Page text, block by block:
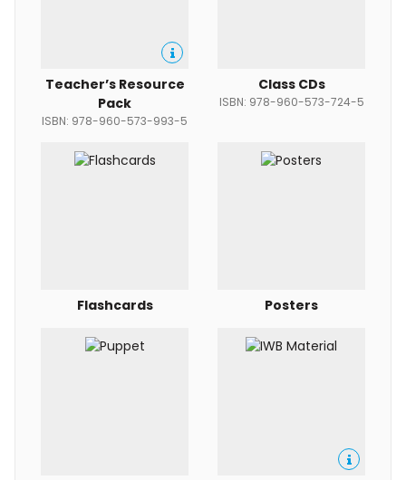
Teacher’s Resource
Pack
ISBN: 978-960-573-993-5
Class CDs
ISBN: 978-960-573-724-5
Flashcards Posters